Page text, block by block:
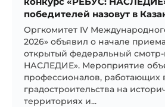
победителей назовут в
Оргкомитет IV
2026» объявил о начале
открытый федеральный
НАСЛЕДИЕ». Мероприятие
профессионалов, работающих
градостроительства на
территориях и...